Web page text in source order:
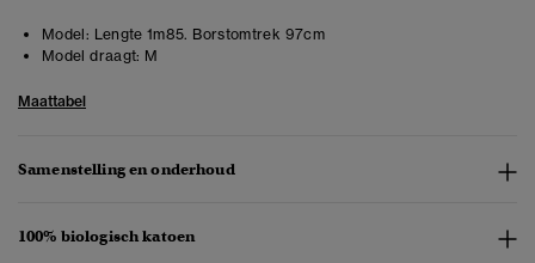
Model: Lengte 1m85. Borstomtrek 97cm
Model draagt: M
Maattabel
Samenstelling en onderhoud
100% biologisch katoen